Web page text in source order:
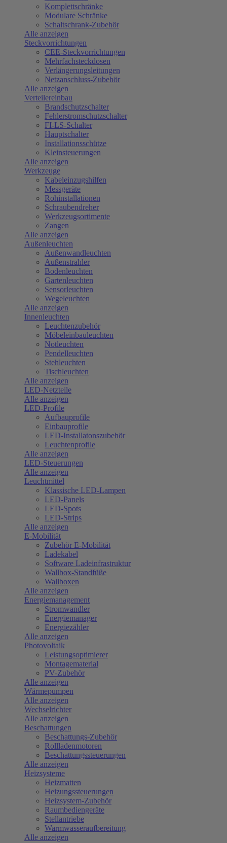
Komplettschränke
Modulare Schränke
Schaltschrank-Zubehör
Alle anzeigen
Steckvorrichtungen
CEE-Steckvorrichtungen
Mehrfachsteckdosen
Verlängerungsleitungen
Netzanschluss-Zubehör
Alle anzeigen
Verteilereinbau
Brandschutzschalter
Fehlerstromschutzschalter
FI-LS-Schalter
Hauptschalter
Installationsschütze
Kleinsteuerungen
Alle anzeigen
Werkzeuge
Kabeleinzugshilfen
Messgeräte
Rohinstallationen
Schraubendreher
Werkzeugsortimente
Zangen
Alle anzeigen
Außenleuchten
Außenwandleuchten
Außenstrahler
Bodenleuchten
Gartenleuchten
Sensorleuchten
Wegeleuchten
Alle anzeigen
Innenleuchten
Leuchtenzubehör
Möbeleinbauleuchten
Notleuchten
Pendelleuchten
Stehleuchten
Tischleuchten
Alle anzeigen
LED-Netzteile
Alle anzeigen
LED-Profile
Aufbauprofile
Einbauprofile
LED-Installatonszubehör
Leuchtenprofile
Alle anzeigen
LED-Steuerungen
Alle anzeigen
Leuchtmittel
Klassische LED-Lampen
LED-Panels
LED-Spots
LED-Strips
Alle anzeigen
E-Mobilität
Zubehör E-Mobilität
Ladekabel
Software Ladeinfrastruktur
Wallbox-Standfüße
Wallboxen
Alle anzeigen
Energiemanagement
Stromwandler
Energiemanager
Energiezähler
Alle anzeigen
Photovoltaik
Leistungsoptimierer
Montagematerial
PV-Zubehör
Alle anzeigen
Wärmepumpen
Alle anzeigen
Wechselrichter
Alle anzeigen
Beschattungen
Beschattungs-Zubehör
Rollladenmotoren
Beschattungssteuerungen
Alle anzeigen
Heizsysteme
Heizmatten
Heizungssteuerungen
Heizsystem-Zubehör
Raumbediengeräte
Stellantriebe
Warmwasseraufbereitung
Alle anzeigen